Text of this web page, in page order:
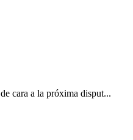
de cara a la próxima disput...